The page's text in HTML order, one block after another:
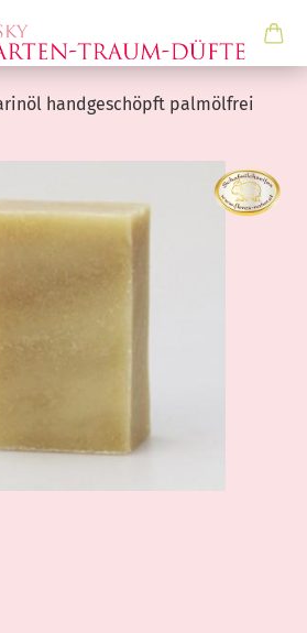
handgeschöpft palmölfrei